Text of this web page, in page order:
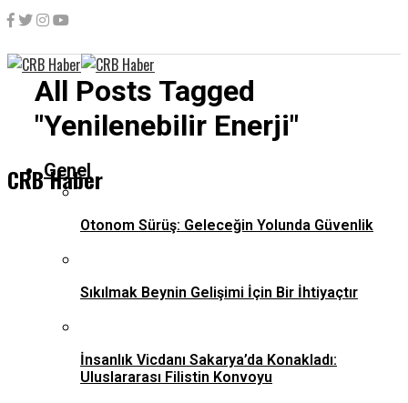
CRB Haber
Genel
Otonom Sürüş: Geleceğin Yolunda Güvenlik
Sıkılmak Beynin Gelişimi İçin Bir İhtiyaçtır
İnsanlık Vicdanı Sakarya’da Konakladı:
Uluslararası Filistin Konvoyu
All Posts Tagged
"Yenilenebilir Enerji"